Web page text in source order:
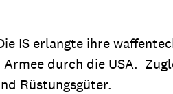
IS erlangte ihre
durch die USA.
Rüstungsgüter.